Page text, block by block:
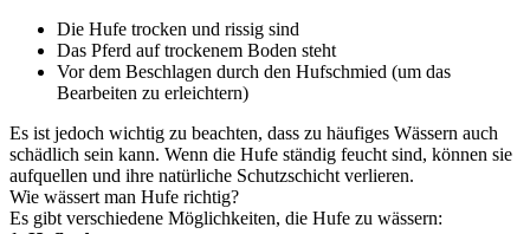
Die Hufe trocken und rissig sind
Das Pferd auf trockenem Boden steht
Vor dem Beschlagen durch den Hufschmied (um das
Bearbeiten zu erleichtern)
Es ist jedoch wichtig zu beachten, dass zu häufiges Wässern auch
schädlich sein kann. Wenn die Hufe ständig feucht sind, können sie
aufquellen und ihre natürliche Schutzschicht verlieren.
Wie wässert man Hufe richtig?
Es gibt verschiedene Möglichkeiten, die Hufe zu wässern: